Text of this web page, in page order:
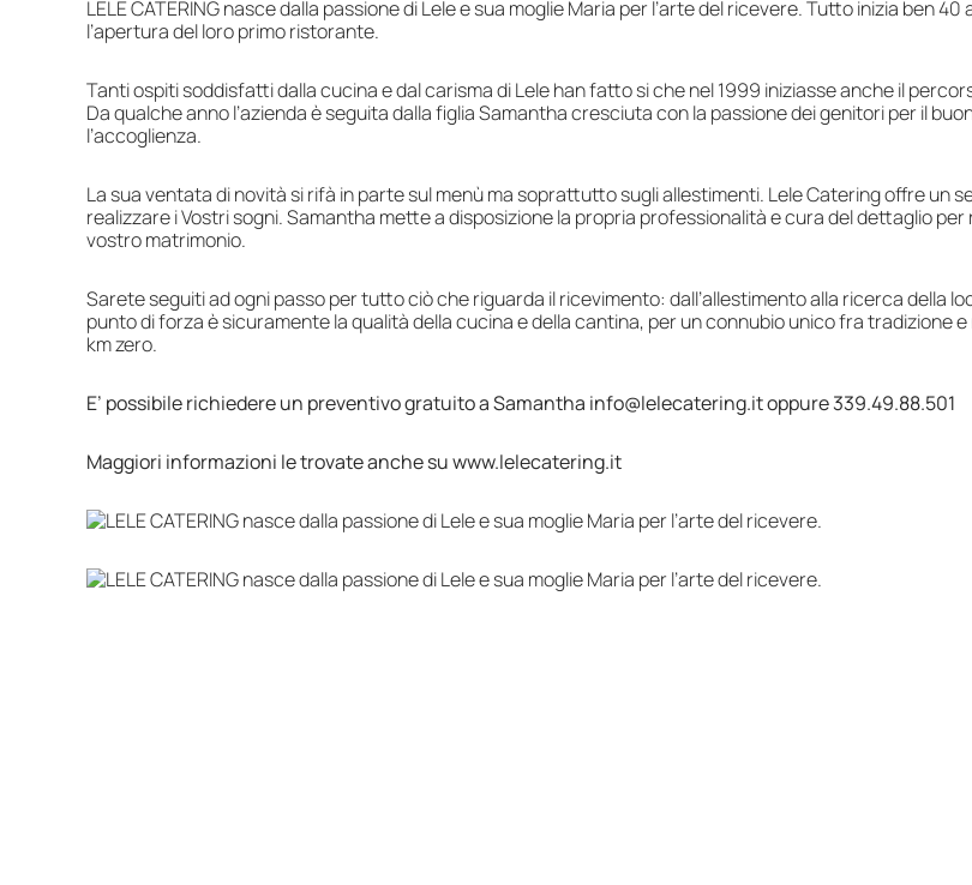
LELE CATERING nasce dalla passione di Lele e sua moglie Maria per l’arte del ricevere. Tutto inizia ben 40
l’apertura del loro primo ristorante.
Tanti ospiti soddisfatti dalla cucina e dal carisma di Lele han fatto si che nel 1999 iniziasse anche il
Da qualche anno l’azienda è seguita dalla figlia Samantha cresciuta con la passione dei genitori per il
l’accoglienza.
La sua ventata di novità si rifà in parte sul menù ma soprattutto sugli allestimenti. Lele Catering offre un
realizzare i Vostri sogni. Samantha mette a disposizione la propria professionalità e cura del dettaglio per
vostro matrimonio.
Sarete seguiti ad ogni passo per tutto ciò che riguarda il ricevimento: dall’allestimento alla ricerca della
punto di forza è sicuramente la qualità della cucina e della cantina, per un connubio unico fra tradizione
km zero.
E’ possibile richiedere un preventivo gratuito a Samantha info@lelecatering.it oppure 339.49.88.501
Maggiori informazioni le trovate anche su www.lelecatering.it